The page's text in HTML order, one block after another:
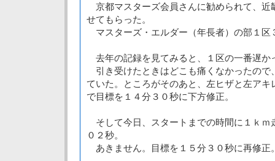
京都マスターズ会員さんに勧められて、近
せてもらった。
マスターズ・エルダー（年長者）の部１区
去年の記録を見てみると、１区の一番遅か
引き受けたときはどこも痛くなかったので
ていた。ところがそのあと、左ヒザと左アキ
で目標を１４分３０秒に下方修正。
そして今日、スタートまでの時間に１ｋｍ
０２秒。
あきません。目標を１５分３０秒に再修正